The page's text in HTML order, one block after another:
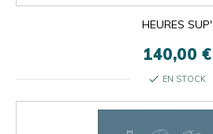
HEURES SUP'
140,00 €
check EN STOCK